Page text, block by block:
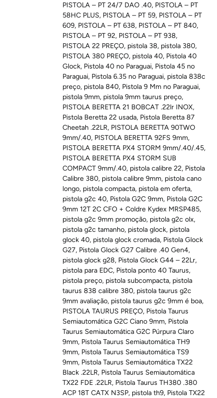
PISTOLA – PT 24/7 DAO .40, PISTOLA – PT
58HC PLUS, PISTOLA – PT 59, PISTOLA – PT
609, PISTOLA – PT 638, PISTOLA – PT 840,
PISTOLA – PT 92, PISTOLA – PT 938,
PISTOLA 22 PREÇO, pistola 38, pistola 380,
PISTOLA 380 PREÇO, pistola 40, Pistola 40
Glock, Pistola 40 no Paraguai, Pistola 45 no
Paraguai, Pistola 6.35 no Paraguai, pistola 838c
preço, pistola 840, Pistola 9 Mm no Paraguai,
pistola 9mm, pistola 9mm taurus preço,
PISTOLA BERETTA 21 BOBCAT .22lr INOX,
Pistola Beretta 22 usada, Pistola Beretta 87
Cheetah .22LR, PISTOLA BERETTA 90TWO
9mm/.40, PISTOLA BERETTA 92FS 9mm,
PISTOLA BERETTA PX4 STORM 9mm/.40/.45,
PISTOLA BERETTA PX4 STORM SUB
COMPACT 9mm/.40, pistola calibre 22, Pistola
Calibre 380, pistola calibre 9mm, pistola cano
longo, pistola compacta, pistola em oferta,
pistola g2c 40, Pistola G2C 9mm, Pistola G2C
9mm 12T 2C CFO + Coldre Kydex MRSP485,
pistola g2c 9mm promoção, pistola g2c olx,
pistola g2c tamanho, pistola glock, pistola
glock 40, pistola glock cromada, Pistola Glock
G27, Pistola Glock G27 Calibre .40 Gen4,
pistola glock g28, Pistola Glock G44 – 22Lr,
pistola para EDC, Pistola ponto 40 Taurus,
pistola preço, pistola subcompacta, pistola
taurus 838 calibre 380, pistola taurus g2c
9mm avaliação, pistola taurus g2c 9mm é boa,
PISTOLA TAURUS PREÇO, Pistola Taurus
Semiautomática G2C Ciano 9mm, Pistola
Taurus Semiautomática G2C Púrpura Claro
9mm, Pistola Taurus Semiautomática TH9
9mm, Pistola Taurus Semiautomática TS9
9mm, Pistola Taurus Semiautomática TX22
Black .22LR, Pistola Taurus Semiautomática
TX22 FDE .22LR, Pistola Taurus TH380 .380
ACP 18T CATX N3SP, pistola th9, Pistola TX22